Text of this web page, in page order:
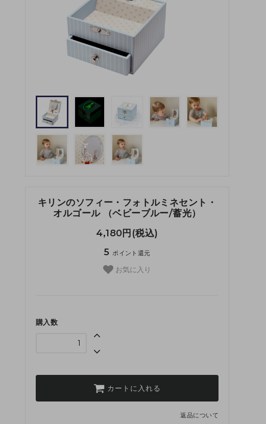
キリンのソフィー・フォトルミネセント・
オルゴール （ベビーブルー/蓄光）
4,180円(税込)
5ポイント還元
お気に入り
購入数
カートに入れる
返品について